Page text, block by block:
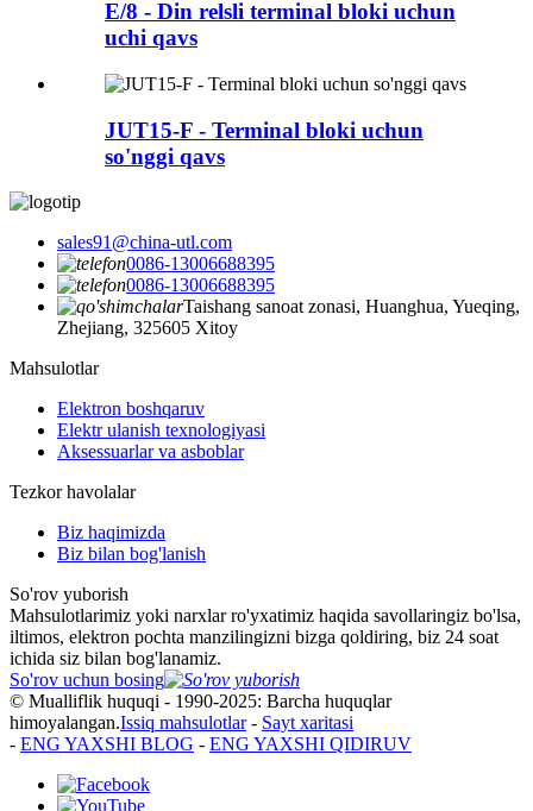
E/8 - Din relsli terminal bloki uchun
uchi qavs
JUT15-F - Terminal bloki uchun
so'nggi qavs
sales91@china-utl.com
0086-13006688395
0086-13006688395
Taishang sanoat zonasi, Huanghua, Yueqing,
Zhejiang, 325605 Xitoy
Mahsulotlar
Elektron boshqaruv
Elektr ulanish texnologiyasi
Aksessuarlar va asboblar
Tezkor havolalar
Biz haqimizda
Biz bilan bog'lanish
So'rov yuborish
Mahsulotlarimiz yoki narxlar ro'yxatimiz haqida savollaringiz bo'lsa,
iltimos, elektron pochta manzilingizni bizga qoldiring, biz 24 soat
ichida siz bilan bog'lanamiz.
So'rov uchun bosing
© Mualliflik huquqi - 1990-2025: Barcha huquqlar
himoyalangan.Issiq mahsulotlar- Sayt xaritasi
- ENG YAXSHI BLOG - ENG YAXSHI QIDIRUV